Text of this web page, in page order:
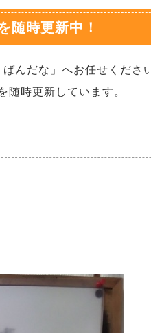
随時更新中！
んだな」へお任せくださ
時更新しています。